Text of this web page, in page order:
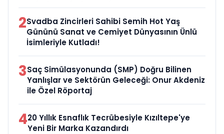
2Svadba Zincirleri Sahibi Semih Hot Yaş
Gününü Sanat ve Cemiyet Dünyasının Ünlü
İsimleriyle Kutladı!
3Saç Simülasyonunda (SMP) Doğru Bilinen
Yanlışlar ve Sektörün Geleceği: Onur Akdeniz
ile Özel Röportaj
420 Yıllık Esnaflık Tecrübesiyle Kızıltepe'ye
Yeni Bir Marka Kazandırdı